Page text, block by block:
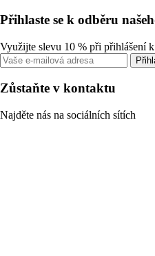
Přihlaste se k odběru
Využijte slevu 10 % při přihlášení
Zůstaňte v kontaktu
Najděte nás na sociálních sítích